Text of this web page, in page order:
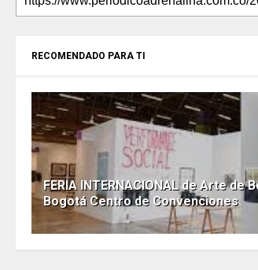
RECOMENDADO PARA TI
FERIA INTERNACIONAL de Arte de
Bogotá Centro de Convenciones